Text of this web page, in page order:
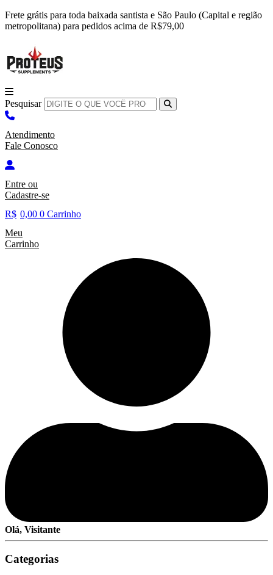
Ir
para
conteúdo
Frete grátis para toda baixada santista e São Paulo (Capital e região
metropolitana) para pedidos acima de R$79,00
Pesquisar
Atendimento
Fale Conosco
Entre ou
Cadastre-se
R$ 0,00 0 Carrinho
Meu
Carrinho
Olá, Visitante
Categorias